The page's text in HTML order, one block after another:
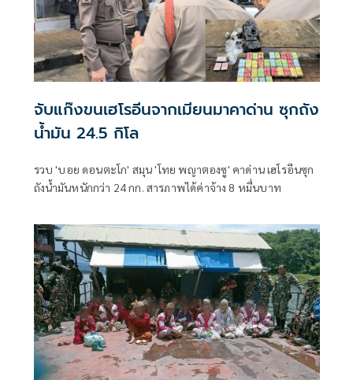
จับแก๊งขนเฮโรอีนจากเมียนมาคาด่าน ซุกถัง
น้ำมัน 24.5 กิโล
รวบ 'บอย ดอนตะโก' สมุน 'โทย พญาตองซู' คาด่าน เฮโรอีนซุก
ถังน้ำมันหนักกว่า 24 กก. สารภาพได้ค่าจ้าง 8 หมื่นบาท